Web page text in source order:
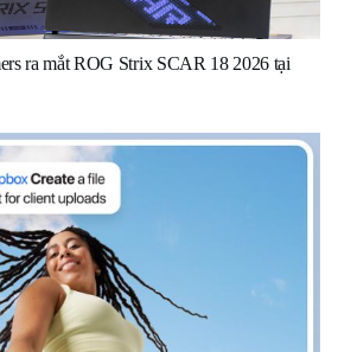
ra mắt ROG Strix SCAR 18 2026 tại